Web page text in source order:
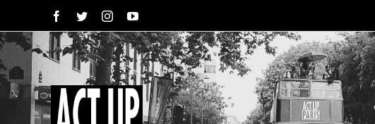
contenu
Facebook
TwitterInstagramYouTube